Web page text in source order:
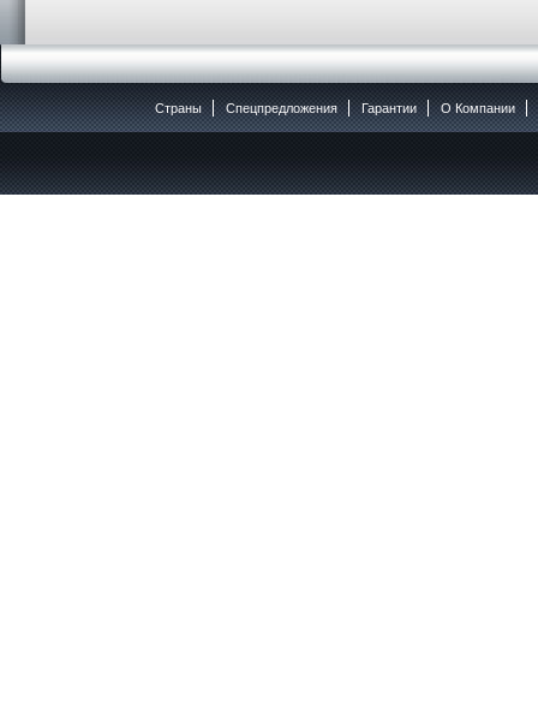
Страны Спецпредложения Гарантии O Компании